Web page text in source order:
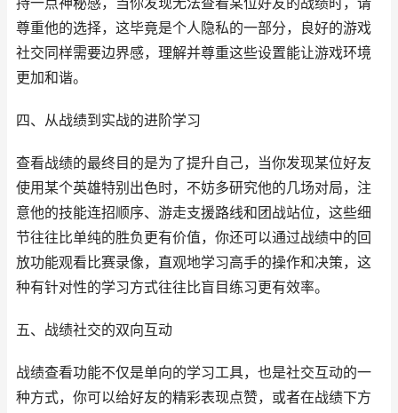
尊重他的选择，这毕竟是个人隐私的一部分，良好的游戏
社交同样需要边界感，理解并尊重这些设置能让游戏环境
更加和谐。
四、从战绩到实战的进阶学习
查看战绩的最终目的是为了提升自己，当你发现某位好友
使用某个英雄特别出色时，不妨多研究他的几场对局，注
意他的技能连招顺序、游走支援路线和团战站位，这些细
节往往比单纯的胜负更有价值，你还可以通过战绩中的回
放功能观看比赛录像，直观地学习高手的操作和决策，这
种有针对性的学习方式往往比盲目练习更有效率。
五、战绩社交的双向互动
战绩查看功能不仅是单向的学习工具，也是社交互动的一
种方式，你可以给好友的精彩表现点赞，或者在战绩下方